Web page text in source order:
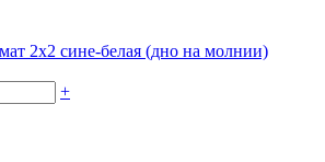
2х2 сине-белая (дно на молнии)
+